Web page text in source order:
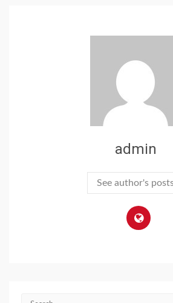
admin
See author's
Search